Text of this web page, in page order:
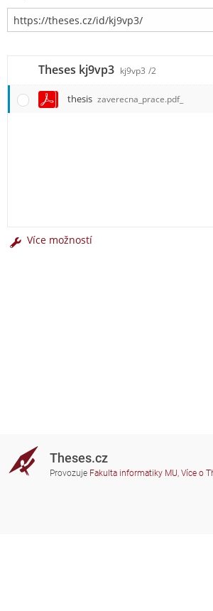
Theses kj9vp3 kj9vp3 /2
thesis zaverecna_prace.pdf_
Více možností
Theses.cz
Provozuje Fakulta informatiky MU, Více o